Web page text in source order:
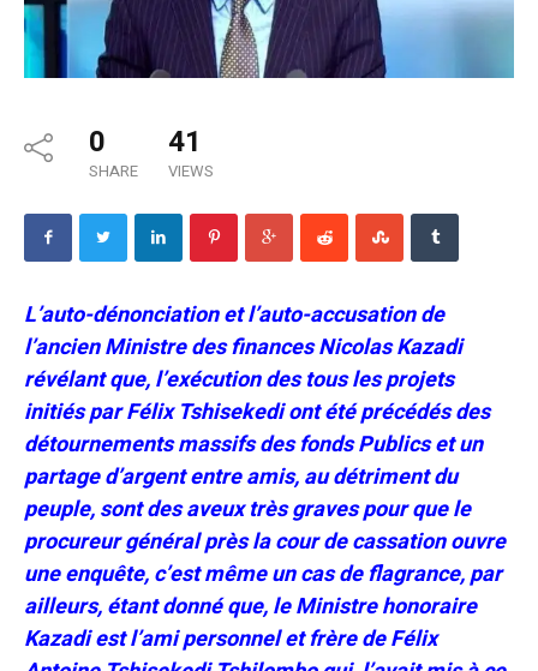
0
SHARE
41
VIEWS
L’auto-dénonciation et l’auto-accusation de
l’ancien Ministre des finances Nicolas Kazadi
révélant que, l’exécution des tous les projets
initiés par Félix Tshisekedi ont été précédés des
détournements massifs des fonds Publics et un
partage d’argent entre amis, au détriment du
peuple, sont des aveux très graves pour que le
procureur général près la cour de cassation ouvre
une enquête, c’est même un cas de flagrance, par
ailleurs, étant donné que, le Ministre honoraire
Kazadi est l’ami personnel et frère de Félix